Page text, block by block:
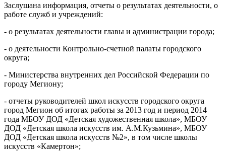
Заслушана информация, отчеты о результатах деятельности, о
работе служб и учреждений:
- о результатах деятельности главы и администрации города;
- о деятельности Контрольно-счетной палаты городского
округа;
- Министерства внутренних дел Российской Федерации по
городу Мегиону;
- отчеты руководителей школ искусств городского округа
город Мегион об итогах работы за 2013 год и период 2014
года МБОУ ДОД «Детская художественная школа», МБОУ
ДОД «Детская школа искусств им. А.М.Кузьмина», МБОУ
ДОД «Детская школа искусств №2», в том числе школы
искусств «Камертон»;